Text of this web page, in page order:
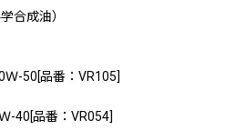
合成油）
Ｗ-50[品番：VR105]
Ｗ-40[品番：VR054]